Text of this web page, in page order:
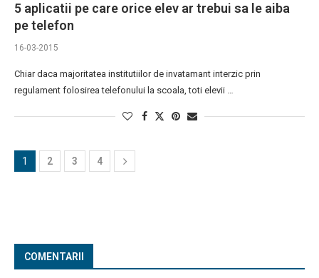
5 aplicatii pe care orice elev ar trebui sa le aiba
pe telefon
16-03-2015
Chiar daca majoritatea institutiilor de invatamant interzic prin
regulament folosirea telefonului la scoala, toti elevii …
1 2 3 4
COMENTARII